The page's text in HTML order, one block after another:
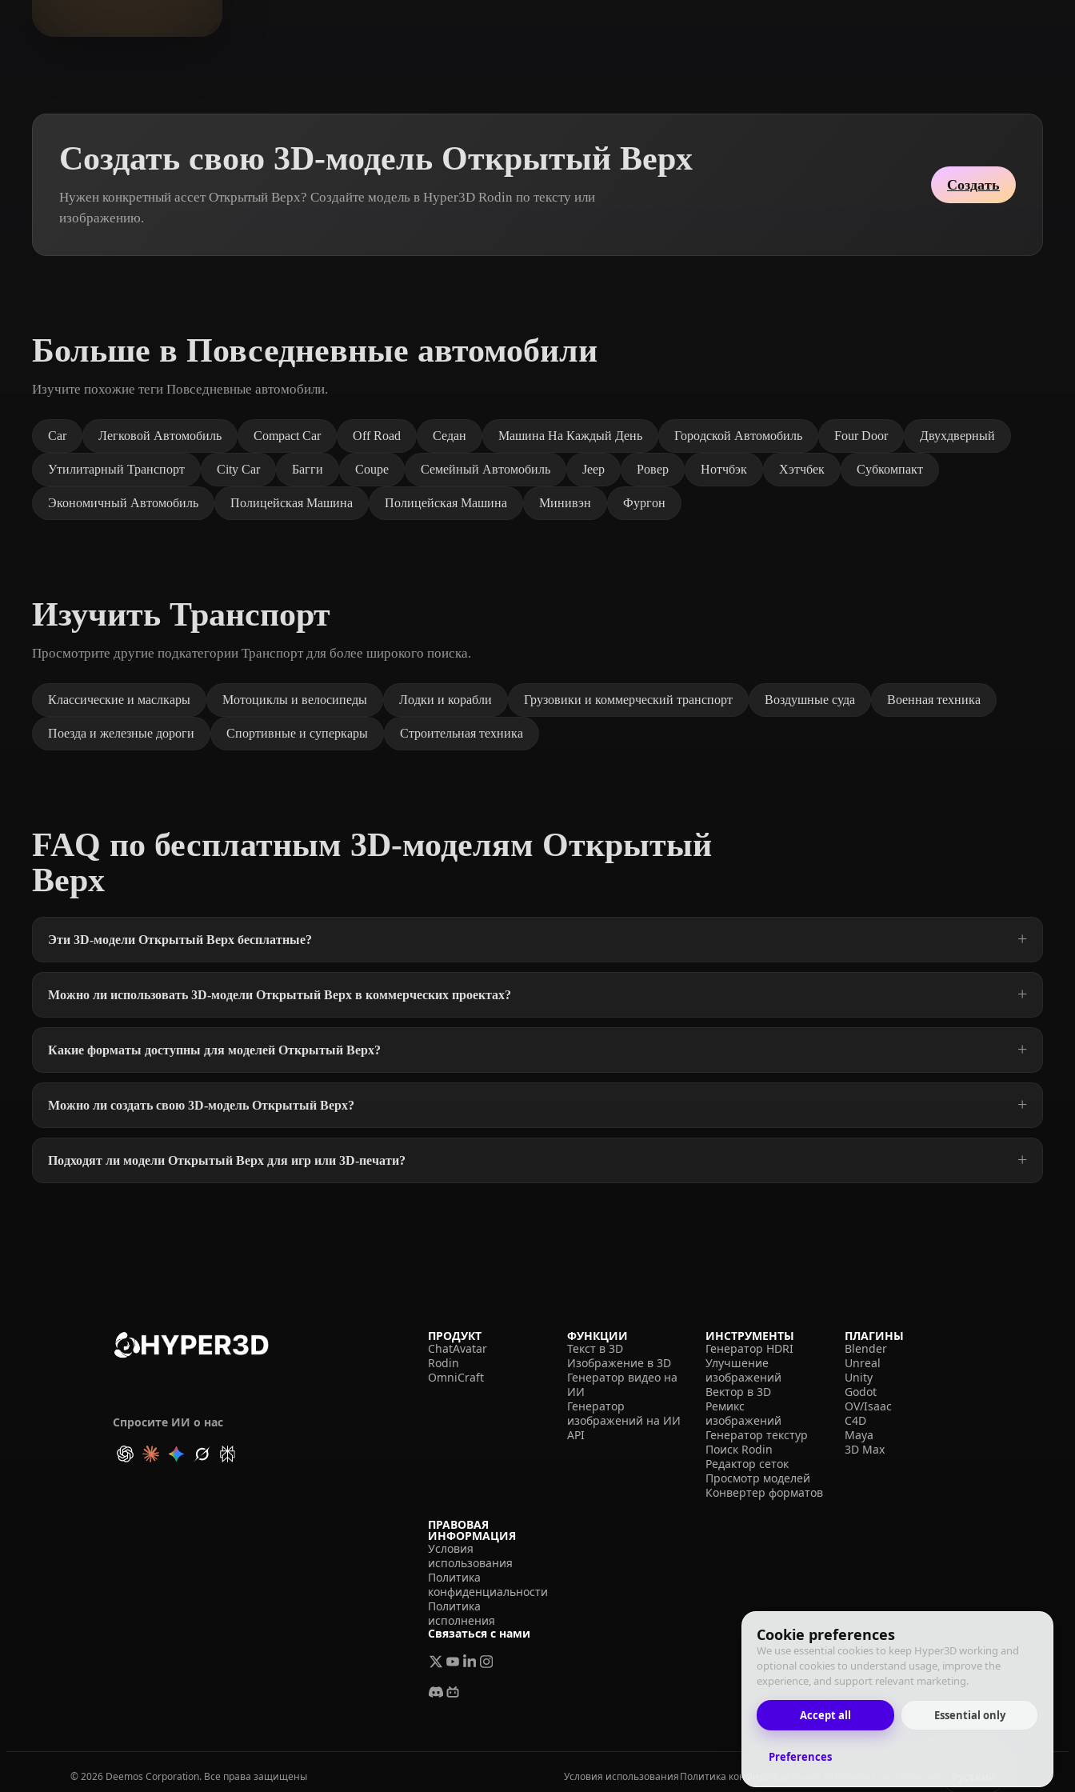
Cookie preferences
We use essential cookies to keep Hyper3D working and
optional cookies to understand usage, improve the
experience, and support relevant marketing.
Accept all Essential only
Preferences
Создать свою 3D-модель Открытый Верх
Нужен конкретный ассет Открытый Верх? Создайте модель в Hyper3D Rodin по тексту или
изображению.
Создать
Больше в Повседневные автомобили
Изучите похожие теги Повседневные автомобили.
Car Легковой Автомобиль Compact Car Off Road Седан Машина На Каждый День Городской Автомобиль Four Door Двухдверный
Утилитарный Транспорт City Car Багги Coupe Семейный Автомобиль Jeep Ровер Нотчбэк Хэтчбек Субкомпакт
Экономичный Автомобиль Полицейская Машина Полицейская Машина Минивэн Фургон
Изучить Транспорт
Просмотрите другие подкатегории Транспорт для более широкого поиска.
Классические и маслкары Мотоциклы и велосипеды Лодки и корабли Грузовики и коммерческий транспорт Воздушные суда Военная техника
Поезда и железные дороги Спортивные и суперкары Строительная техника
FAQ по бесплатным 3D-моделям Открытый
Верх
Эти 3D-модели Открытый Верх бесплатные?
Можно ли использовать 3D-модели Открытый Верх в коммерческих проектах?
Какие форматы доступны для моделей Открытый Верх?
Можно ли создать свою 3D-модель Открытый Верх?
Подходят ли модели Открытый Верх для игр или 3D-печати?
Спросите ИИ о нас
ПРОДУКТ
ChatAvatar
Rodin
OmniCraft
ФУНКЦИИ
Текст в 3D
Изображение в 3D
Генератор видео на
ИИ
Генератор
изображений на ИИ
API
ИНСТРУМЕНТЫ
Генератор HDRI
Улучшение
изображений
Вектор в 3D
Ремикс
изображений
Генератор текстур
Поиск Rodin
Редактор сеток
Просмотр моделей
Конвертер форматов
ПЛАГИНЫ
Blender
Unreal
Unity
Godot
OV/Isaac
C4D
Maya
3D Max
ПРАВОВАЯ
ИНФОРМАЦИЯ
Условия
использования
Политика
конфиденциальности
Политика
исполнения
Связаться с нами
© 2026 Deemos Corporation. Все права защищены Условия использованияПолитика конфиденциальности